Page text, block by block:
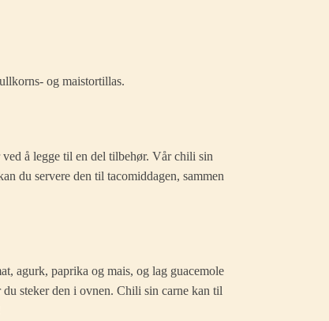
og maistortillas.
å legge til en del tilbehør. Vår chili sin
du servere den til tacomiddagen, sammen
agurk, paprika og mais, og lag guacemole
steker den i ovnen. Chili sin carne kan til